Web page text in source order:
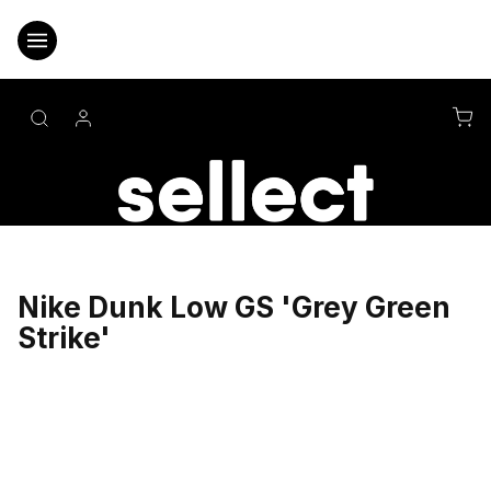
obsah
Nike Dunk Low GS 'Grey Green
Strike'